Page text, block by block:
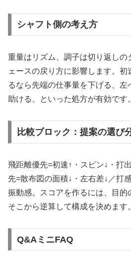
シャフト側の考え方
重量はリズム、調子は切り返しの
ェースの戻り方に影響します。初
るなら先端の仕事量を下げる、
助ける、といった処方が有効です。
比較ブロック：提案の選び
飛距離優先=初速↑・スピン↓・打
先=散布図の面積↓・左右差↓／打
振動感。スコアを作るには、目的
そこから逆算して構成を決めます。
Q&AミニFAQ